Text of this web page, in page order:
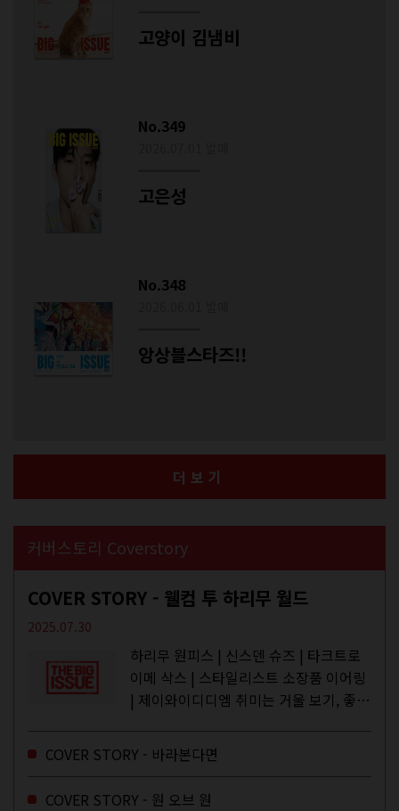
고양이 김냄비
No.349
고은성
No.348
앙상블스타즈!!
더보기
커버스토리 Coverstory
COVER STORY - 웰컴 투 하리무 월드
2025.07.30
하리무 원피스 | 신스덴 슈즈 | 타크트로
이메 삭스 | 스타일리스트 소장품 이어링
| 제이와이디디엠 취미는 거울 보기, 좋아
주와...
COVER STORY - 바라본다면
COVER STORY - 원 오브 원